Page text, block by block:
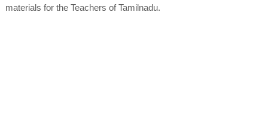
materials for the Teachers of Tamilnadu.